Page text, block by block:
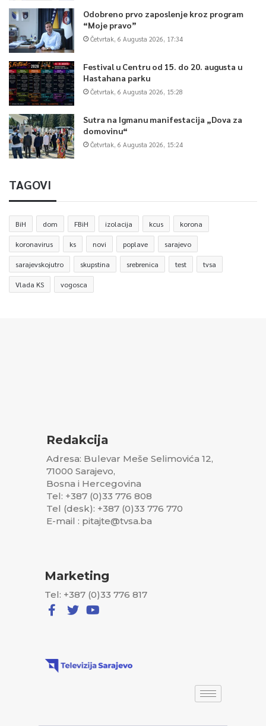
Odobreno prvo zaposlenje kroz program
“Moje pravo”
Četvrtak, 6 Augusta 2026, 17:34
Festival u Centru od 15. do 20. augusta u
Hastahana parku
Četvrtak, 6 Augusta 2026, 15:28
Sutra na Igmanu manifestacija „Dova za
domovinu“
Četvrtak, 6 Augusta 2026, 15:24
TAGOVI
BiH dom FBiH izolacija kcus korona
koronavirus ks novi poplave sarajevo
sarajevskojutro skupstina srebrenica test tvsa
Vlada KS vogosca
Redakcija
Adresa: Bulevar Meše Selimovića 12,
71000 Sarajevo,
Bosna i Hercegovina
Tel: +387 (0)33 776 808
Tel (desk): +387 (0)33 776 770
E-mail : pitajte@tvsa.ba
Marketing
Tel: +387 (0)33 776 817